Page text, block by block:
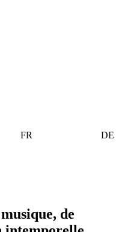
FR
DE
de